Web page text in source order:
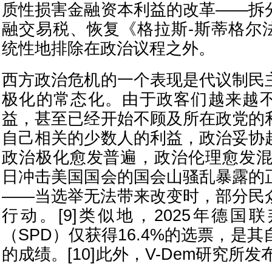
质性损害金融资本利益的改革——拆
融交易税、恢复《格拉斯-斯蒂格
统性地排除在政治议程之外。
西方政治危机的一个表现是代议制民
极化的常态化。由于政客们越来越
益，甚至已经开始不顾及所在政党的
自己相关的少数人的利益，政治妥协
政治极化愈发普遍，政治伦理愈发
日冲击美国国会的国会山骚乱暴露
——当选举无法带来改变时，部分民
行动。[9]类似地，2025年德国
（SPD）仅获得16.4%的选票，是
的成绩。[10]此外，V-Dem研究所发